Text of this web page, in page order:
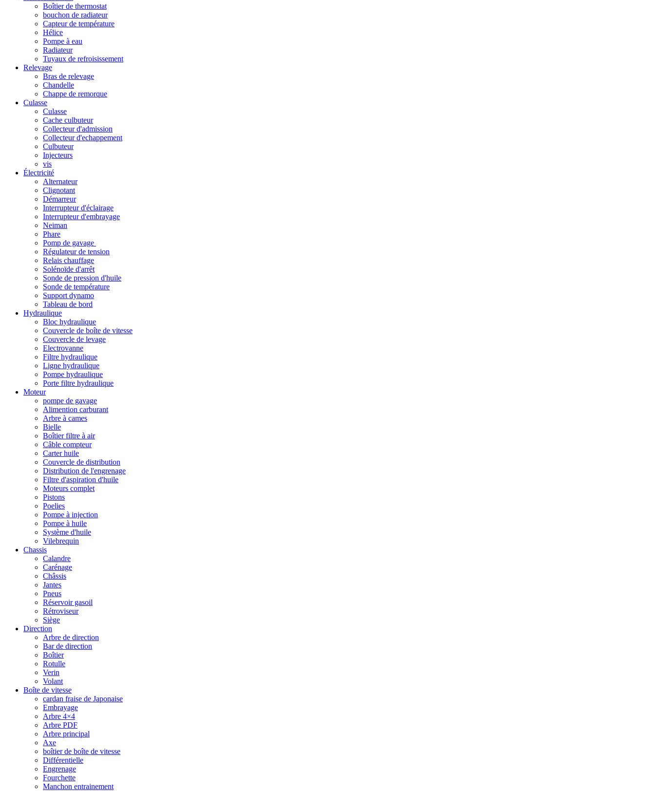
Boîtier de thermostat
bouchon de radiateur
Capteur de température
Hélice
Pompe à eau
Radiateur
Tuyaux de refroisissement
Relevage
Bras de relevage
Chandelle
Chappe de remorque
Culasse
Culasse
Cache culbuteur
Collecteur d'admission
Collecteur d'echappement
Culbuteur
Injecteurs
vis
Électricité
Alternateur
Clignotant
Démarreur
Interrupteur d'éclairage
Interrupteur d'embrayage
Neiman
Phare
Pomp de gavage
Régulateur de tension
Relais chauffage
Solénoïde d'arrêt
Sonde de pression d'huile
Sonde de température
Support dynamo
Tableau de bord
Hydraulique
Bloc hydraulique
Couvercle de boîte de vitesse
Couvercle de levage
Electrovanne
Filtre hydraulique
Ligne hydraulique
Pompe hydraulique
Porte filtre hydraulique
Moteur
pompe de gavage
Alimention carburant
Arbre à cames
Bielle
Boîtier filtre à air
Câble compteur
Carter huile
Couvercle de distribution
Distribution de l'engrenage
Filtre d'aspiration d'huile
Moteurs complet
Pistons
Poelies
Pompe à injection
Pompe à huile
Système d'huile
Vilebrequin
Chassis
Calandre
Carénage
Châssis
Jantes
Pneus
Réservoir gasoil
Rétroviseur
Siège
Direction
Arbre de direction
Bar de direction
Boîtier
Rotulle
Verin
Volant
Boîte de vitesse
cardan fraise de Japonaise
Embrayage
Arbre 4×4
Arbre PDF
Arbre principal
Axe
boîtier de boîte de vitesse
Différentielle
Engrenage
Fourchette
Manchon entrainement